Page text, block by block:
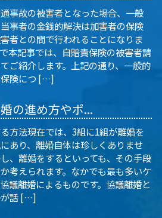
事故の被害者となった場合、一般
事者の金銭的解決は加害者の保険
者との間で行われることになりま
本記事では、自賠責保険の被害者請
ご紹介します。上記の通り、一般的
保険につ […]
の進め方やポ...
方法現在では、3組に1組が離婚を
あり、離婚自体は珍しくありませ
、離婚をするといっても、その手段
考えられます。なかでも最も多いケ
議離婚によるものです。協議離婚と
が話 […]